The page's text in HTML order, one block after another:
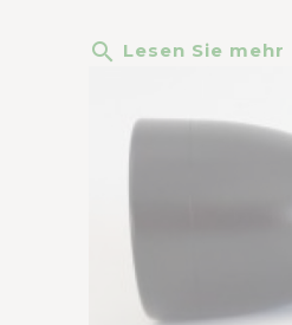
search Lesen Sie mehr